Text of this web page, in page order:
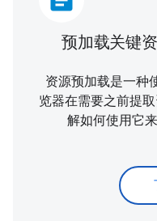
预加载关键
资源预加载是一种
览器在需要之前提
解如何使用它